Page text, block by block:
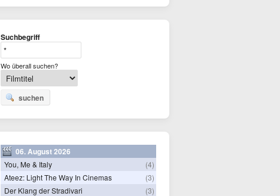
Suchbegriff
Wo überall suchen?
suchen
06. August 2026
You, Me & Italy
(4)
Ateez: Light The Way In Cinemas
(3)
Der Klang der Stradivari
(3)